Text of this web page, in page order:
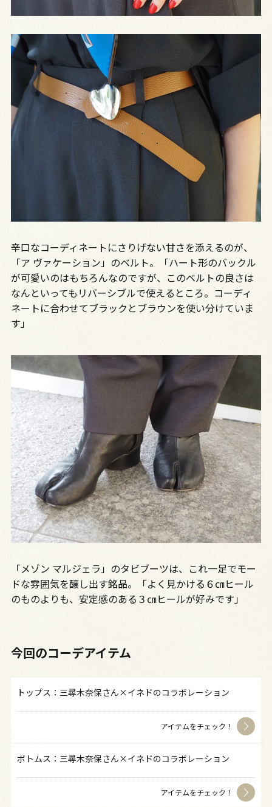
辛口なコーディネートにさりげない甘さを添えるのが、
「ア ヴァケーション」のベルト。「ハート形のバックル
が可愛いのはもちろんなのですが、このベルトの良さは
なんといってもリバーシブルで使えるところ。コーディ
ネートに合わせてブラックとブラウンを使い分けていま
す」
「メゾン マルジェラ」のタビブーツは、これ一足でモー
ドな雰囲気を醸し出す銘品。「よく見かける６㎝ヒール
のものよりも、安定感のある３㎝ヒールが好みです」
今回のコーデアイテム
トップス：三尋木奈保さん×イネドのコラボレーション
アイテムをチェック！
ボトムス：三尋木奈保さん×イネドのコラボレーション
アイテムをチェック！